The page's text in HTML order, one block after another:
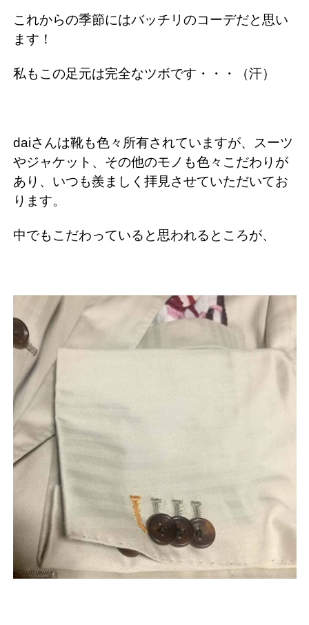
これからの季節にはバッチリのコーデだと思い
ます！
私もこの足元は完全なツボです・・・（汗）
daiさんは靴も色々所有されていますが、スーツ
やジャケット、その他のモノも色々こだわりが
あり、いつも羨ましく拝見させていただいてお
ります。
中でもこだわっていると思われるところが、